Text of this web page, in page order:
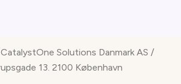
Solutions Danmark AS /
13. 2100 København